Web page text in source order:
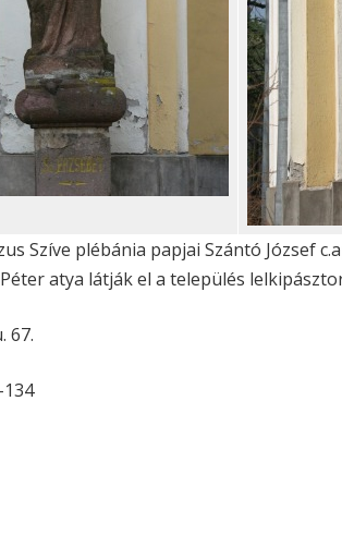
Szíve plébánia papjai Szántó József
atya látják el a település
67.